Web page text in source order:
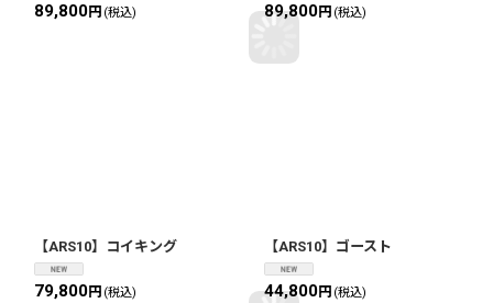
89,800円 (税込) 89,800円 (税込)
【ARS10】コイキング
79,800円 (税込)
【ARS10】ゴースト
44,800円 (税込)